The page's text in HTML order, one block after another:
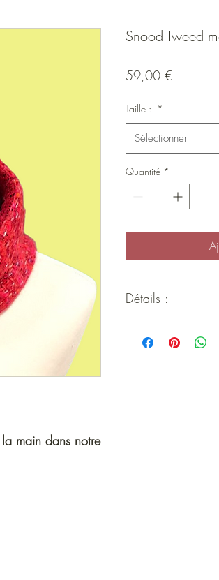
main dans notre
Snood Tweed
59,00 €
Taille : *
Sélectionner
Quantité *
Détails :